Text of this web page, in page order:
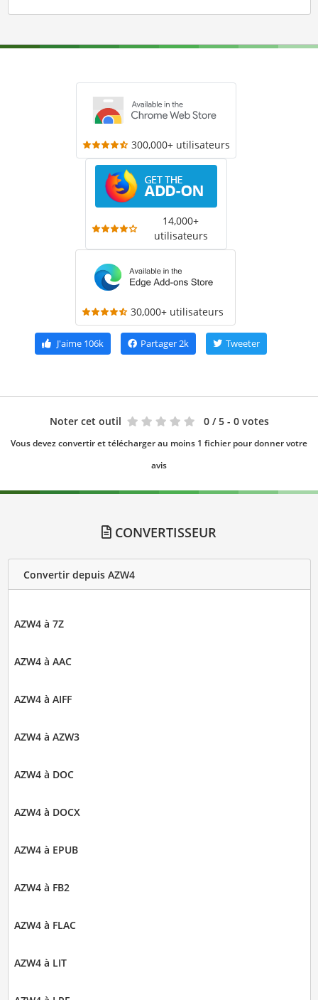
300,000+ utilisateurs
14,000+
utilisateurs
30,000+ utilisateurs
J'aime106k Partager2k Tweeter
Noter cet outil 0 / 5 - 0 votes
Vous devez convertir et télécharger au moins 1 fichier pour donner votre
avis
CONVERTISSEUR
Convertir depuis AZW4
AZW4 à 7Z
AZW4 à AAC
AZW4 à AIFF
AZW4 à AZW3
AZW4 à DOC
AZW4 à DOCX
AZW4 à EPUB
AZW4 à FB2
AZW4 à FLAC
AZW4 à LIT